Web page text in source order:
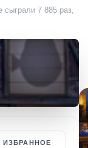
сыграли 7 885 раз,
ИЗБРАННОЕ